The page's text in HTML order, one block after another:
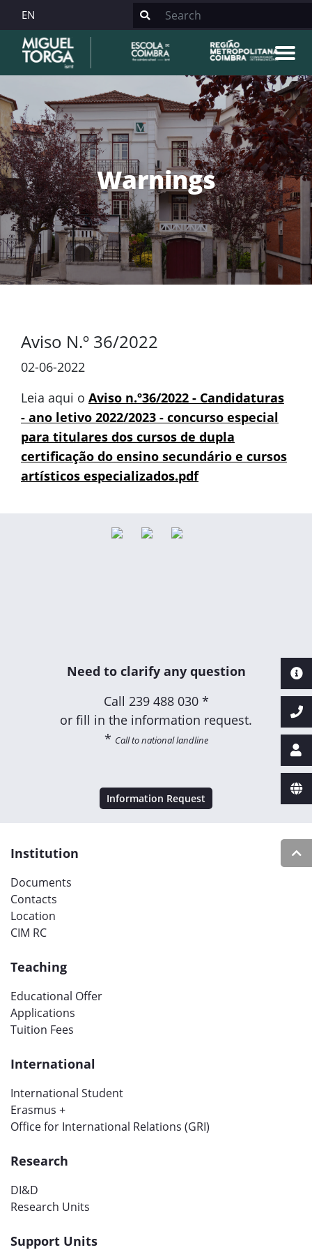
EN
Warnings
Aviso N.º 36/2022
02-06-2022
Leia aqui o Aviso n.º36/2022 - Candidaturas
- ano letivo 2022/2023 - concurso especial
para titulares dos cursos de dupla
certificação do ensino secundário e cursos
artísticos especializados.pdf
Need to clarify any question
Call 239 488 030 *
or fill in the information request.
* Call to national landline
Information Request
Institution
Documents
Contacts
Location
CIM RC
Teaching
Educational Offer
Applications
Tuition Fees
International
International Student
Erasmus +
Office for International Relations (GRI)
Research
DI&D
Research Units
Support Units